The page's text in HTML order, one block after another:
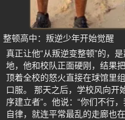
整顿高中：叛逆少年开始觉醒
真正让他“从叛逆变整顿”的，
地，他和校队正面硬刚，结果
顶着全校的怒火直接在球馆里
口服。 那天之后，学校风向开
序建立者”。他说：“你们不行
自律，就连平常最乱的走廊也